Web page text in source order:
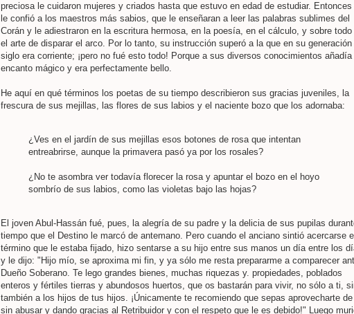
preciosa le cuidaron mujeres y criados hasta que estuvo en edad de estudiar. Entonces
le confió a los maestros más sabios, que le enseñaran a leer las palabras sublimes del
Corán y le adiestraron en la escritura hermosa, en la poesía, en el cálculo, y sobre todo
el arte de disparar el arco. Por lo tanto, su instrucción superó a la que en su
siglo era corriente; ¡pero no fué esto todo! Porque a sus diversos conocimientos añadía
encanto mágico y era perfectamente bello.
He aquí en qué términos los poetas de su tiempo describieron sus gracias juveniles, la
frescura de sus mejillas, las flores de sus labios y el naciente bozo que los adornaba:
¿Ves en el jardín de sus mejillas esos botones de rosa que intentan
entreabrirse, aunque la primavera pasó ya por los rosales?
¿No te asombra ver todavía florecer la rosa y apuntar el bozo en el hoyo
sombrío de sus labios, como las violetas bajo las hojas?
El joven Abul-Hassán fué, pues, la alegría de su padre y la delicia de sus pupilas
tiempo que el Destino le marcó de antemano. Pero cuando el anciano sintió acercarse el
término que le estaba fijado, hizo sentarse a su hijo entre sus manos un día entre los
y le dijo: "Hijo mío, se aproxima mi fin, y ya sólo me resta prepararme a comparecer
Dueño Soberano. Te lego grandes bienes, muchas riquezas y. propiedades, poblados
enteros y fértiles tierras y abundosos huertos, que os bastarán para vivir, no sólo a ti,
también a los hijos de tus hijos. ¡Únicamente te recomiendo que sepas aprovecharte
sin abusar y dando gracias al Retribuidor y con el respeto que le es debido!" Luego